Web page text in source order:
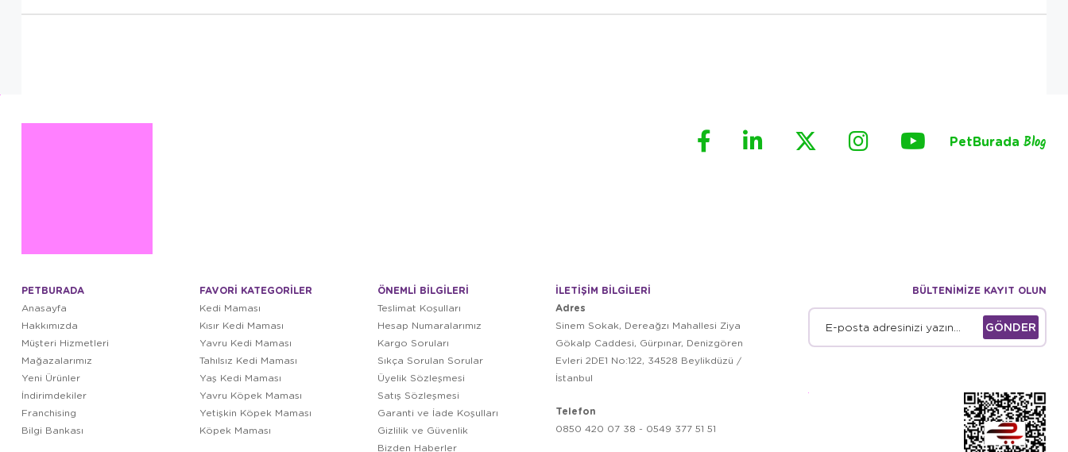
PetBurada Blog
PETBURADA
Anasayfa
Hakkımızda
Müşteri Hizmetleri
Mağazalarımız
Yeni Ürünler
İndirimdekiler
Franchising
Bilgi Bankası
FAVORİ KATEGORİLER
Kedi Maması
Kısır Kedi Maması
Yavru Kedi Maması
Tahılsız Kedi Maması
Yaş Kedi Maması
Yavru Köpek Maması
Yetişkin Köpek Maması
Köpek Maması
ÖNEMLİ BİLGİLERİ
Teslimat Koşulları
Hesap Numaralarımız
Kargo Soruları
Sıkça Sorulan Sorular
Üyelik Sözleşmesi
Satış Sözleşmesi
Garanti ve İade Koşulları
Gizlilik ve Güvenlik
Bizden Haberler
İLETİŞİM BİLGİLERİ
Adres
Sinem Sokak, Dereağzı Mahallesi Ziya
Gökalp Caddesi, Gürpınar, Denizgören
Evleri 2DE1 No:122, 34528 Beylikdüzü /
İstanbul
Telefon
0850 420 07 38 - 0549 377 51 51
BÜLTENİMİZE KAYIT OLUN
GÖNDER